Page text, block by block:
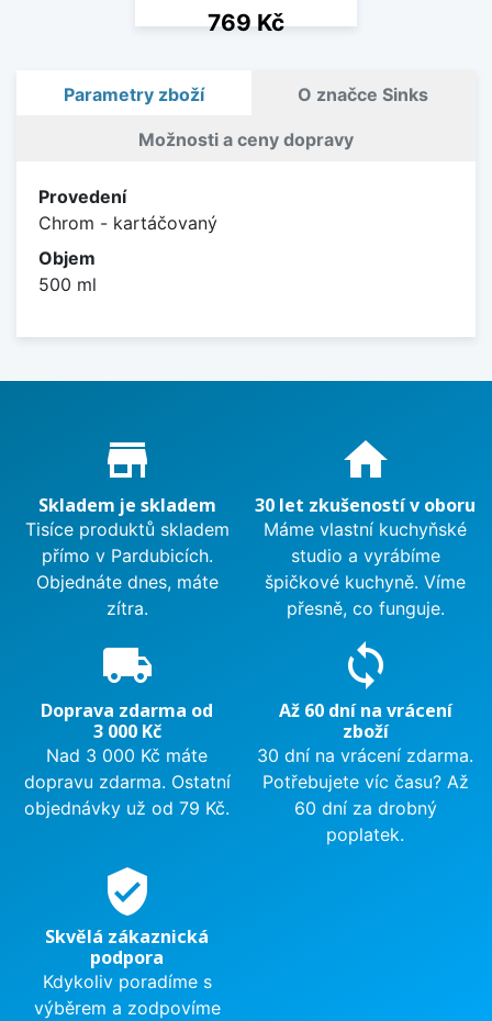
Cena
769 Kč
Parametry zboží
O značce Sinks
Možnosti a ceny dopravy
Provedení
Chrom - kartáčovaný
Objem
500 ml
Proč nakupovat u nás?
store_mall_directory
Skladem je skladem
Tisíce produktů skladem
přímo v Pardubicích.
Objednáte dnes, máte
zítra.
home
30 let zkušeností v oboru
Máme vlastní kuchyňské
studio a vyrábíme
špičkové kuchyně. Víme
přesně, co funguje.
local_shipping
Doprava zdarma od
3 000 Kč
Nad 3 000 Kč máte
dopravu zdarma. Ostatní
objednávky už od 79 Kč.
sync
Až 60 dní na vrácení
zboží
30 dní na vrácení zdarma.
Potřebujete víc času? Až
60 dní za drobný
poplatek.
verified_user
Skvělá zákaznická
podpora
Kdykoliv poradíme s
výběrem a zodpovíme